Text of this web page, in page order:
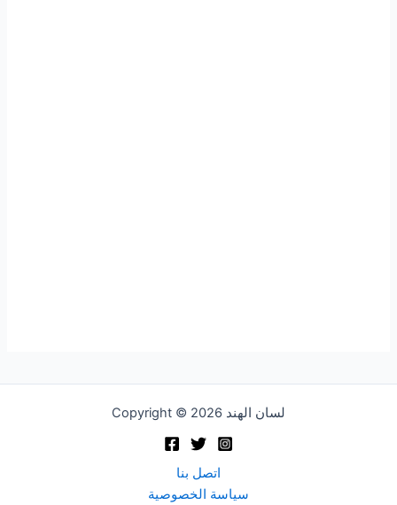
Copyright © 2026 لسان الهند
اتصل بنا
سياسة الخصوصية